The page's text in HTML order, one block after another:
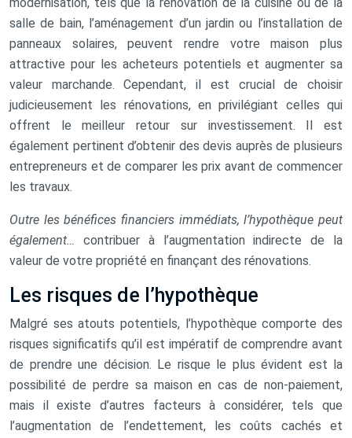
salle de bain, l’aménagement d’un jardin ou l’installation de
panneaux solaires, peuvent rendre votre maison plus
attractive pour les acheteurs potentiels et augmenter sa
valeur marchande. Cependant, il est crucial de choisir
judicieusement les rénovations, en privilégiant celles qui
offrent le meilleur retour sur investissement. Il est
également pertinent d’obtenir des devis auprès de plusieurs
entrepreneurs et de comparer les prix avant de commencer
les travaux.
Outre les bénéfices financiers immédiats, l’hypothèque peut
également… contribuer à l’augmentation indirecte de la
valeur de votre propriété en finançant des rénovations.
Les risques de l’hypothèque
Malgré ses atouts potentiels, l’hypothèque comporte des
risques significatifs qu’il est impératif de comprendre avant
de prendre une décision. Le risque le plus évident est la
possibilité de perdre sa maison en cas de non-paiement,
mais il existe d’autres facteurs à considérer, tels que
l’augmentation de l’endettement, les coûts cachés et